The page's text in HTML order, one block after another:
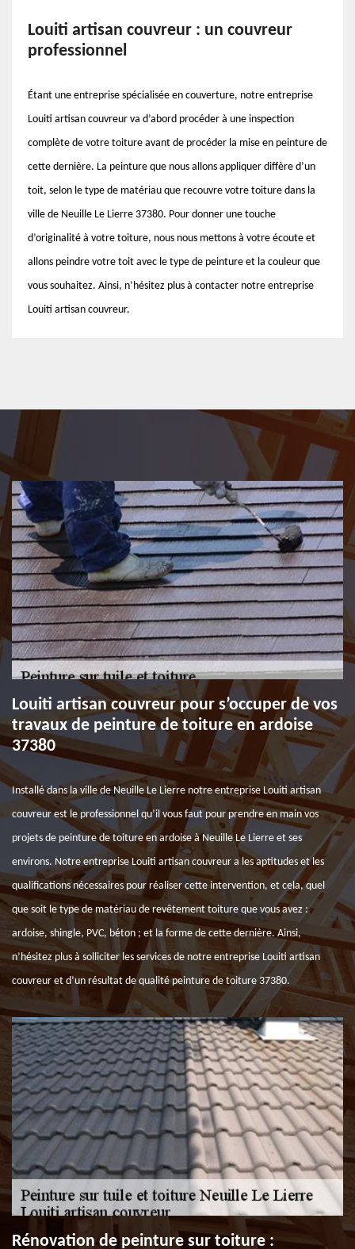
Louiti artisan couvreur : un couvreur
professionnel
Étant une entreprise spécialisée en couverture, notre entreprise
Louiti artisan couvreur va d’abord procéder à une inspection
complète de votre toiture avant de procéder la mise en peinture de
cette dernière. La peinture que nous allons appliquer diffère d’un
toit, selon le type de matériau que recouvre votre toiture dans la
ville de Neuille Le Lierre 37380. Pour donner une touche
d’originalité à votre toiture, nous nous mettons à votre écoute et
allons peindre votre toit avec le type de peinture et la couleur que
vous souhaitez. Ainsi, n’hésitez plus à contacter notre entreprise
Louiti artisan couvreur.
Louiti artisan couvreur pour s’occuper de vos
travaux de peinture de toiture en ardoise
37380
Installé dans la ville de Neuille Le Lierre notre entreprise Louiti artisan
couvreur est le professionnel qu’il vous faut pour prendre en main vos
projets de peinture de toiture en ardoise à Neuille Le Lierre et ses
environs. Notre entreprise Louiti artisan couvreur a les aptitudes et les
qualifications nécessaires pour réaliser cette intervention, et cela, quel
que soit le type de matériau de revêtement toiture que vous avez :
ardoise, shingle, PVC, béton ; et la forme de cette dernière. Ainsi,
n’hésitez plus à solliciter les services de notre entreprise Louiti artisan
couvreur et d’un résultat de qualité peinture de toiture 37380.
Rénovation de peinture sur toiture :